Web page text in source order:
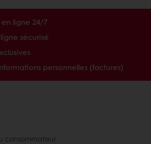
ligne 24/7
sécurisé
personnelles (factures)
consommateur